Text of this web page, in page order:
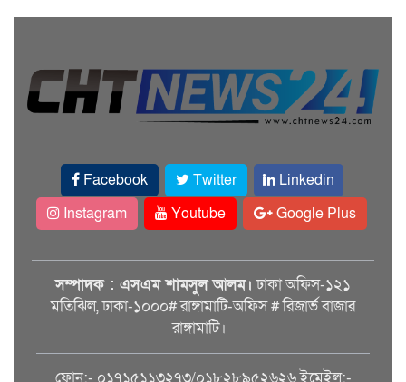
Facebook Twitter
Linkedin
Instagram
Youtube Google Plus
সম্পাদক : এসএম শামসুল আলম। ঢাকা অফিস-১২১
মতিঝিল, ঢাকা-১০০০# রাঙ্গামাটি-অফিস # রিজার্ভ বাজার
রাঙ্গামাটি।